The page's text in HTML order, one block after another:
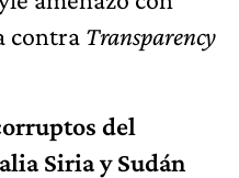
contra Transparency
del
Siria y Sudán